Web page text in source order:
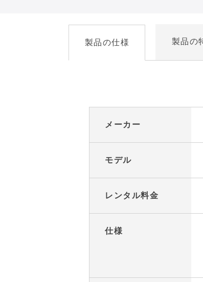
製品の仕様
メーカー
モデル
レンタル料金
仕様
製品の